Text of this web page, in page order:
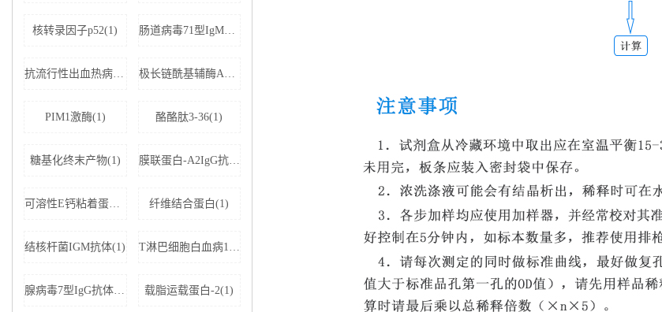
核转录因子p52(1) 肠道病毒71型IgM抗体(1)
抗流行性出血热病毒IgM抗体(1) 极长链酰基辅酶A脱氢酶(1)
PIM1激酶(1) 酪酪肽3-36(1)
糖基化终末产物(1) 膜联蛋白-A2IgG抗体(1)
可溶性E钙粘着蛋白;可溶性上皮性钙黏附蛋白(1) 纤维结合蛋白(1)
结核杆菌IGM抗体(1) T淋巴细胞白血病1+2型病毒(1)
腺病毒7型IgG抗体(1) 载脂运载蛋白-2(1)